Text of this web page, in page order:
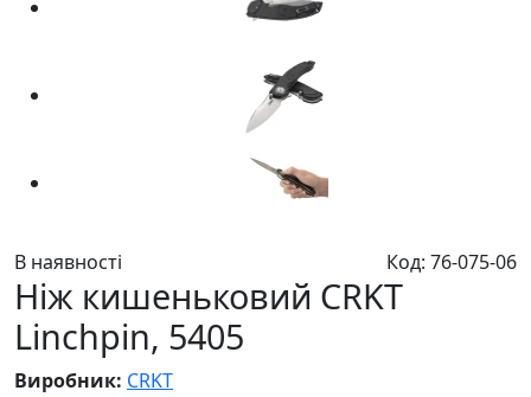
В наявності Код: 76-075-06
Ніж кишеньковий CRKT
Linchpin, 5405
Виробник: CRKT